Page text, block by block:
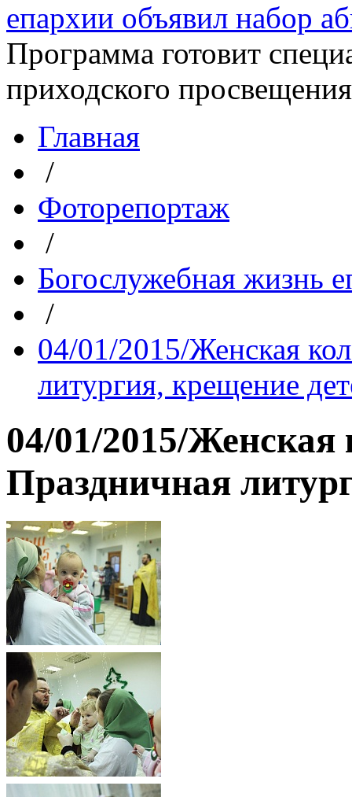
епархии объявил набор
Программа готовит
приходского
Главная
/
Фоторепортаж
/
Богослужебная жизнь
/
04/01/2015/Женская
литургия, крещение
04/01/2015/
Праздничная